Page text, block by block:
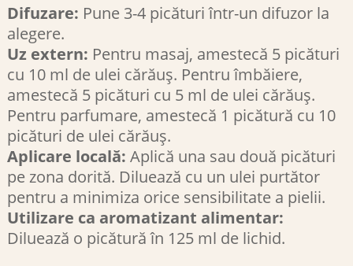
Difuzare: Pune 3-4 picături într-un difuzor la
alegere.
Uz extern: Pentru masaj, amestecă 5 picături
cu 10 ml de ulei cărăuș. Pentru îmbăiere,
amestecă 5 picături cu 5 ml de ulei cărăuș.
Pentru parfumare, amestecă 1 picătură cu 10
picături de ulei cărăuș.
Aplicare locală: Aplică una sau două picături
pe zona dorită. Diluează cu un ulei purtător
pentru a minimiza orice sensibilitate a pielii.
Utilizare ca aromatizant alimentar:
Diluează o picătură în 125 ml de lichid.